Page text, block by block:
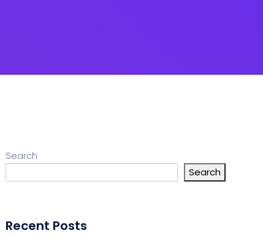
Search
Search
Recent Posts